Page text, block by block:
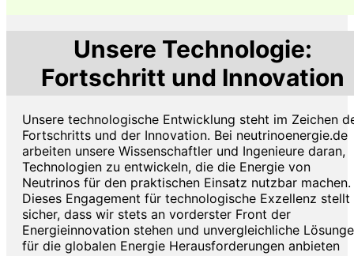
Unsere Technologie:
Fortschritt und Innovation
Unsere technologische Entwicklung steht im Zeichen
Fortschritts und der Innovation. Bei neutrinoenergie.de
arbeiten unsere Wissenschaftler und Ingenieure daran,
Technologien zu entwickeln, die die Energie von
Neutrinos für den praktischen Einsatz nutzbar machen.
Dieses Engagement für technologische Exzellenz stellt
sicher, dass wir stets an vorderster Front der
Energieinnovation stehen und unvergleichliche
für die globalen Energie Herausforderungen anbieten